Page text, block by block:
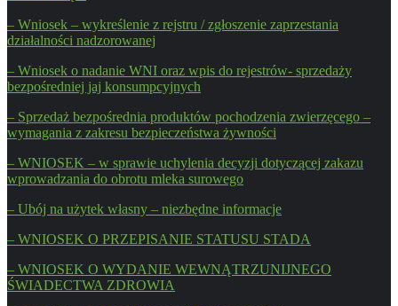
– Wniosek – wykreślenie z rejstru / zgłoszenie zaprzestania
działalności nadzorowanej
– Wniosek o nadanie WNI oraz wpis do rejestrów- sprzedaży
bezpośredniej jaj konsumpcyjnych
– Sprzedaż bezpośrednia produktów pochodzenia zwierzęcego –
wymagania z zakresu bezpieczeństwa żywności
– WNIOSEK – w sprawie uchylenia decyzji dotyczącej zakazu
wprowadzania do obrotu mleka surowego
– Ubój na użytek własny – niezbędne informacje
– WNIOSEK O PRZEPISANIE STATUSU STADA
– WNIOSEK O WYDANIE WEWNĄTRZUNIJNEGO
ŚWIADECTWA ZDROWIA